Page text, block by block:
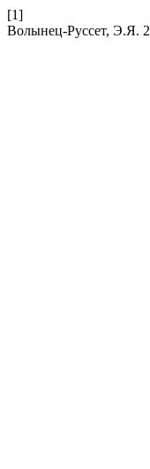
[1]
Волынец-Руссет, Э.Я.